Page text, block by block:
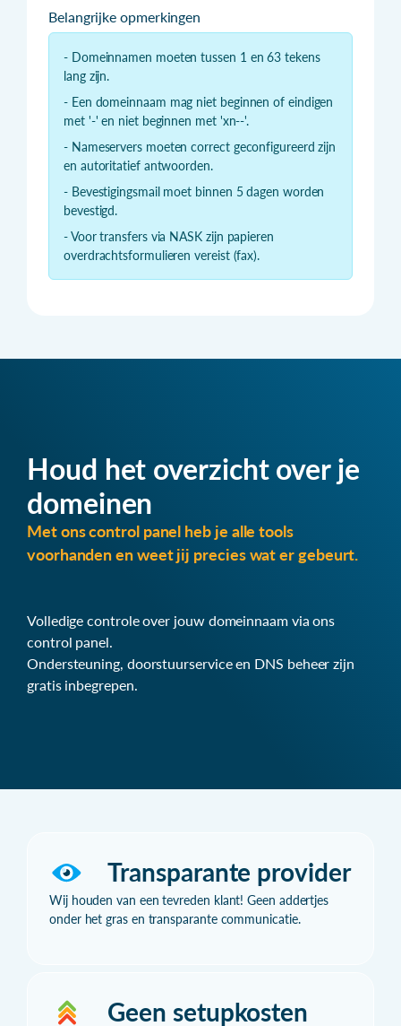
Belangrijke opmerkingen
- Domeinnamen moeten tussen 1 en 63 tekens
lang zijn.
- Een domeinnaam mag niet beginnen of eindigen
met '-' en niet beginnen met 'xn--'.
- Nameservers moeten correct geconfigureerd zijn
en autoritatief antwoorden.
- Bevestigingsmail moet binnen 5 dagen worden
bevestigd.
- Voor transfers via NASK zijn papieren
overdrachtsformulieren vereist (fax).
Houd het overzicht over je
domeinen
Met ons control panel heb je alle tools
voorhanden en weet jij precies wat er gebeurt.
Volledige controle over jouw domeinnaam via ons
control panel.
Ondersteuning, doorstuurservice en DNS beheer zijn
gratis inbegrepen.
Transparante provider
Wij houden van een tevreden klant! Geen addertjes
onder het gras en transparante communicatie.
Geen setupkosten